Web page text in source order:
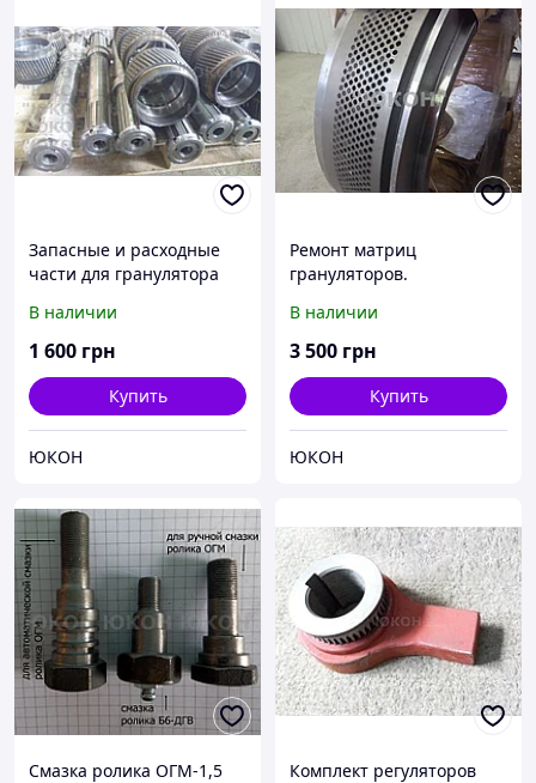
Запасные и расходные
части для гранулятора
В наличии
1 600 грн
Купить
ЮКОН
Ремонт матриц
грануляторов.
В наличии
3 500 грн
Купить
ЮКОН
Смазка ролика ОГМ-1,5
Комплект регуляторов